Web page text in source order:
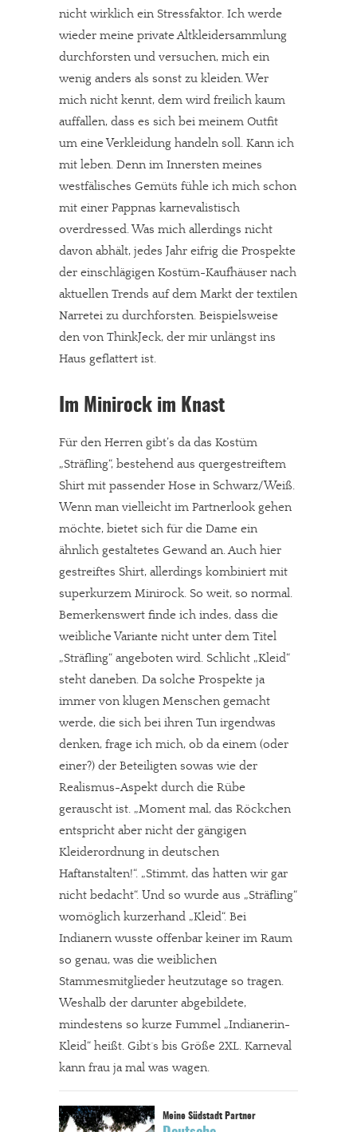
nicht wirklich ein Stressfaktor. Ich werde
wieder meine private Altkleidersammlung
durchforsten und versuchen, mich ein
wenig anders als sonst zu kleiden. Wer
mich nicht kennt, dem wird freilich kaum
auffallen, dass es sich bei meinem Outfit
um eine Verkleidung handeln soll. Kann ich
mit leben. Denn im Innersten meines
westfälisches Gemüts fühle ich mich schon
mit einer Pappnas karnevalistisch
overdressed. Was mich allerdings nicht
davon abhält, jedes Jahr eifrig die Prospekte
der einschlägigen Kostüm-Kaufhäuser nach
aktuellen Trends auf dem Markt der textilen
Narretei zu durchforsten. Beispielsweise
den von ThinkJeck, der mir unlängst ins
Haus geflattert ist.
Im Minirock im Knast
Für den Herren gibt’s da das Kostüm
„Sträfling“, bestehend aus quergestreiftem
Shirt mit passender Hose in Schwarz/Weiß.
Wenn man vielleicht im Partnerlook gehen
möchte, bietet sich für die Dame ein
ähnlich gestaltetes Gewand an. Auch hier
gestreiftes Shirt, allerdings kombiniert mit
superkurzem Minirock. So weit, so normal.
Bemerkenswert finde ich indes, dass die
weibliche Variante nicht unter dem Titel
„Sträfling“ angeboten wird. Schlicht „Kleid“
steht daneben. Da solche Prospekte ja
immer von klugen Menschen gemacht
werde, die sich bei ihren Tun irgendwas
denken, frage ich mich, ob da einem (oder
einer?) der Beteiligten sowas wie der
Realismus-Aspekt durch die Rübe
gerauscht ist. „Moment mal, das Röckchen
entspricht aber nicht der gängigen
Kleiderordnung in deutschen
Haftanstalten!“. „Stimmt, das hatten wir gar
nicht bedacht“. Und so wurde aus „Sträfling“
womöglich kurzerhand „Kleid“. Bei
Indianern wusste offenbar keiner im Raum
so genau, was die weiblichen
Stammesmitglieder heutzutage so tragen.
Weshalb der darunter abgebildete,
mindestens so kurze Fummel „Indianerin-
Kleid“ heißt. Gibt´s bis Größe 2XL. Karneval
kann frau ja mal was wagen.